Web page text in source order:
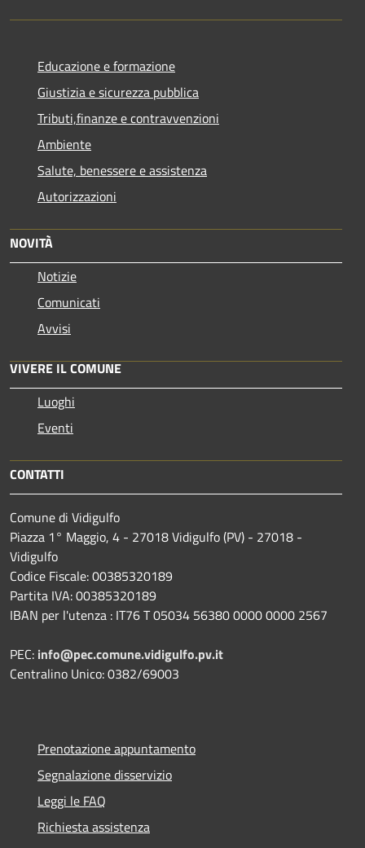
Educazione e formazione
Giustizia e sicurezza pubblica
Tributi,finanze e contravvenzioni
Ambiente
Salute, benessere e assistenza
Autorizzazioni
NOVITÀ
Notizie
Comunicati
Avvisi
VIVERE IL COMUNE
Luoghi
Eventi
CONTATTI
Comune di Vidigulfo
Piazza 1° Maggio, 4 - 27018 Vidigulfo (PV) - 27018 -
Vidigulfo
Codice Fiscale: 00385320189
Partita IVA: 00385320189
IBAN per l'utenza : IT76 T 05034 56380 0000 0000 2567
PEC: info@pec.comune.vidigulfo.pv.it
Centralino Unico: 0382/69003
Prenotazione appuntamento
Segnalazione disservizio
Leggi le FAQ
Richiesta assistenza